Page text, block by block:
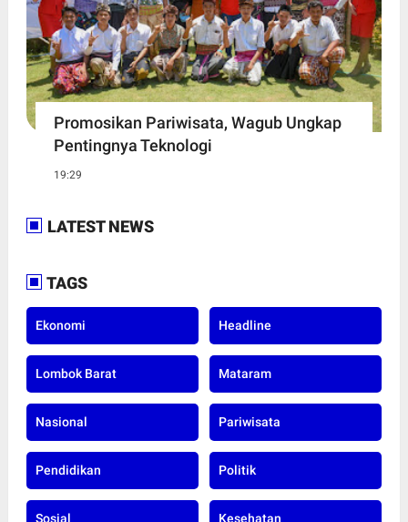
Promosikan Pariwisata, Wagub Ungkap
Pentingnya Teknologi
19:29
LATEST NEWS
TAGS
Ekonomi Headline
Lombok Barat Mataram
Nasional Pariwisata
Pendidikan Politik
Sosial Kesehatan